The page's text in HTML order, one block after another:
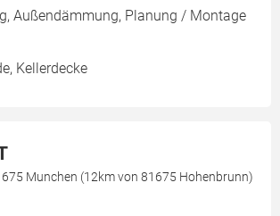
Außendämmung, Planung / Montage
Kellerdecke
Munchen (12km von 81675 Hohenbrunn)